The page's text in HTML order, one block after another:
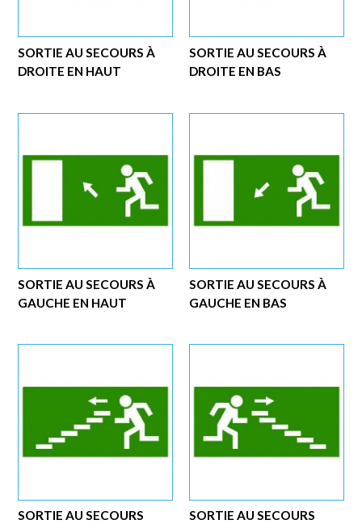
SORTIE AU SECOURS À
DROITE EN BAS
SORTIE AU SECOURS À
DROITE EN HAUT
SORTIE AU SECOURS À
GAUCHE EN BAS
SORTIE AU SECOURS À
GAUCHE EN HAUT
SORTIE AU SECOURS
SORTIE AU SECOURS